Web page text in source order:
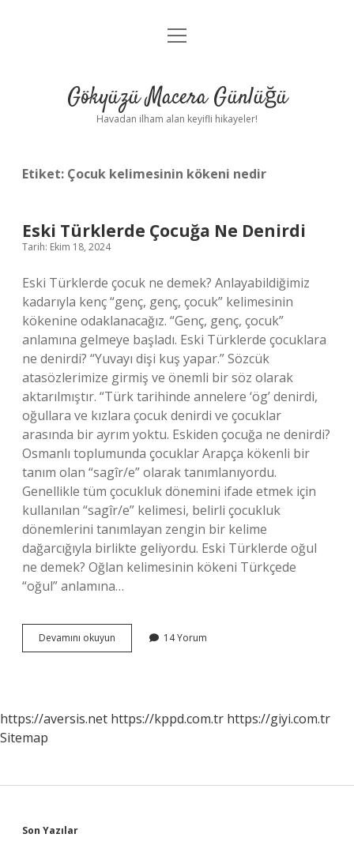
Anasayfa
Yasal Uyarı
menüyü
Gökyüzü Macera Günlüğü
Havadan ilham alan keyifli hikayeler!
Etiket: Çocuk kelimesinin kökeni nedir
Eski Türklerde Çocuğa Ne Denirdi
Tarih: Ekim 18, 2024
Eski Türklerde çocuk ne demek? Anlayabildiğimiz
kadarıyla kenç “genç, genç, çocuk” kelimesinin
kökenine odaklanacağız. “Genç, genç, çocuk”
anlamına gelmeye başladı. Eski Türklerde çocuklara
ne denirdi? “Yuvayı dişi kuş yapar.” Sözcük
atasözlerimize girmiş ve önemli bir söz olarak
aktarılmıştır. “Türk tarihinde annelere ‘ög’ denirdi,
oğullara ve kızlara çocuk denirdi ve çocuklar
arasında bir ayrım yoktu. Eskiden çocuğa ne denirdi?
Osmanlı toplumunda çocuklar Arapça kökenli bir
tanım olan “sagîr/e” olarak tanımlanıyordu.
Genellikle tüm çocukluk dönemini ifade etmek için
kullanılan “sagîr/e” kelimesi, belirli çocukluk
dönemlerini tanımlayan zengin bir kelime
dağarcığıyla birlikte geliyordu. Eski Türklerde oğul
ne demek? Oğlan kelimesinin kökeni Türkçede
“oğul” anlamına…
Devamını okuyun
Türklerde
14 Yorum
https://aversis.net https://kppd.com.tr https://giyi.com.tr
Sitemap
Son Yazılar